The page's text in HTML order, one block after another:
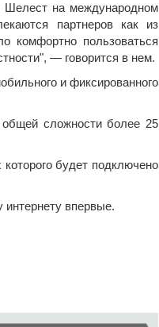
Шелест на международном
партнеров как из
комфортно пользоваться
— говорится в нем.
и фиксированного
сложности более 25
будет подключено
интернету впервые.